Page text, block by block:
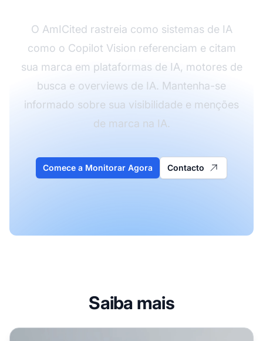
O AmICited rastreia como sistemas de IA
como o Copilot Vision referenciam e citam
sua marca em plataformas de IA, motores de
busca e overviews de IA. Mantenha-se
informado sobre sua visibilidade e menções
de marca na IA.
Comece a Monitorar Agora Contacto
Saiba mais
Microsoft Copilot